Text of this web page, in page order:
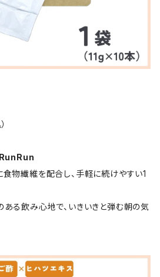
物繊維を配合し、手軽に続けやすい1
る飲み心地で、いきいきと弾む朝の気